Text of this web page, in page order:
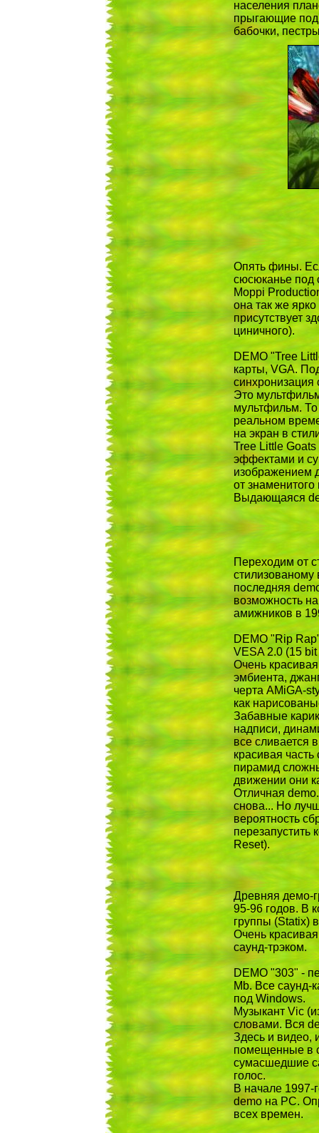
населения
прыгающие под
бабочки,
Опять фины.
сюсюканье под
Moppi
она так же
присутствует
циничного).
DEMO "Tree
карты, VGA.
синхронизация
Это
мультфильм. То
реальном
на экран в
Tree Little
эффектами и
изображением
от
Выдающаяся
Переходим от
стилизованому
последняя
возможность
амижников в
DEMO "Rip
VESA 2.0 (15
Очень
эмбиента,
черта AMiGA-
как
Забавные
надписи,
все сливается
красивая
пирамид
движении они
Отличная
снова... Hо
вероятность
перезапустить
Reset).
Древняя демо-
95-96 годов. В
группы (Statix)
Очень
саунд-трэком.
DEMO "303" -
Mb. Все саунд-
под Windows.
Музыкант Vic
словами. Вся
Здесь и видео,
помещенные в
сумасшедшие
голос.
В начале 1997-
demo на PC.
всех времен.